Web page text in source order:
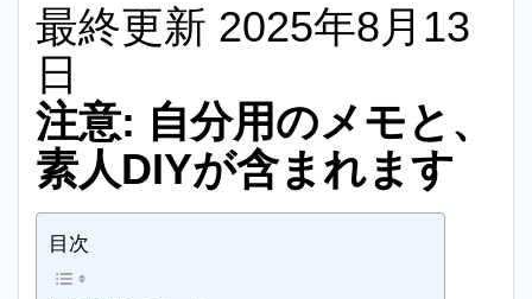
最終更新 2025年8月13
日
注意: 自分用のメモと、
素人DIYが含まれます
目次